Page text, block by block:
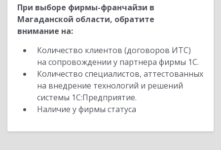
При выборе фирмы-франчайзи в
Магаданской области, обратите
внимание на:
Количество клиентов (договоров ИТС)
на сопровождении у партнера фирмы 1С.
Количество специалистов, аттестованных
на внедрение технологий и решений
системы 1С:Предприятие.
Наличие у фирмы статуса